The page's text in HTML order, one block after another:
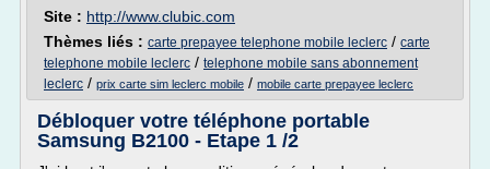
Site : http://www.clubic.com
Thèmes liés : carte prepayee telephone mobile leclerc / carte
telephone mobile leclerc / telephone mobile sans abonnement
leclerc / prix carte sim leclerc mobile / mobile carte prepayee leclerc
Débloquer votre téléphone portable
Samsung B2100 - Etape 1 /2